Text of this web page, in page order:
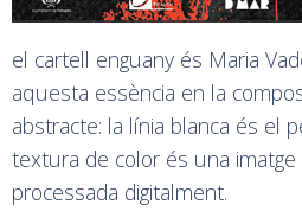
el cartell enguany és Maria
aquesta essència en la
abstracte: la línia blanca és el
textura de color és una
processada digitalment.